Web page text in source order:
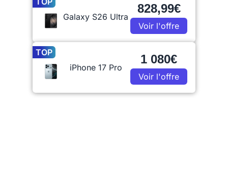
Galaxy S26 Ultra
828,99€
Voir l'offre
TOP
iPhone 17 Pro
1 080€
Voir l'offre